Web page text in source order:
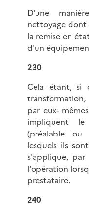
D'une
nettoyage dont
la remise en
d'un
230
Cela étant, si
par eux-
impliquent
(préalable ou
lesquels ils
s'applique,
l'opération
prestataire.
240